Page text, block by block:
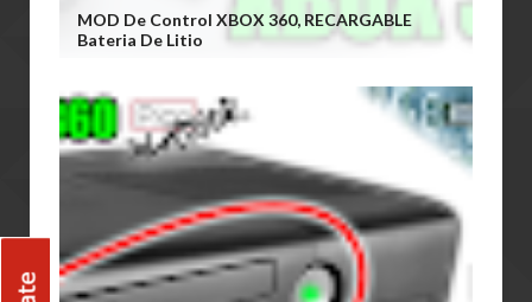
MOD De Control XBOX 360, RECARGABLE
Bateria De Litio